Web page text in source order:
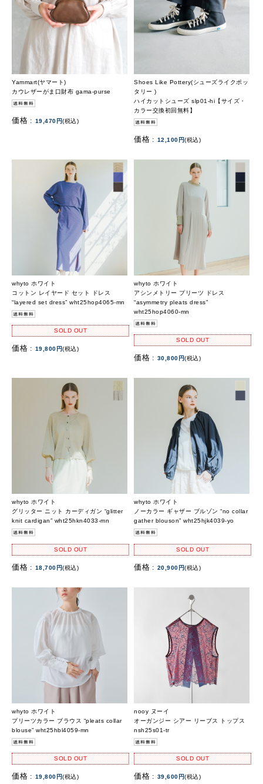
Yammart(ヤマート)
カウレザーがま口財布 gama-purse
価格 : 19,470円(税込)
Shoes Like Pottery(シューズライクポッ
タリー )
ハイカットシューズ slp01-hi【サイズ・
カラー交換初回無料】
価格 : 12,100円(税込)
whyto ホワイト
コットン レイヤード セット ドレス
“layered set dress” wht25hop4065-mn
SOLD OUT
価格 : 19,800円(税込)
whyto ホワイト
アシンメトリー プリーツ ドレス
“asymmetry pleats dress”
wht25hop4060-mn
SOLD OUT
価格 : 30,800円(税込)
whyto ホワイト
グリッター ニット カーディガン “glitter
knit cardigan” wht25hkn4033-mn
SOLD OUT
価格 : 18,700円(税込)
whyto ホワイト
ノーカラー ギャザー ブルゾン “no collar
gather blouson” wht25hjk4039-yo
SOLD OUT
価格 : 20,900円(税込)
whyto ホワイト
プリーツカラー ブラウス “pleats collar
blouse” wht25hbl4059-mn
SOLD OUT
価格 : 19,800円(税込)
nooy ヌーイ
オーガンジー シアー リーブス トップス
nsh25s01-tr
SOLD OUT
価格 : 39,600円(税込)